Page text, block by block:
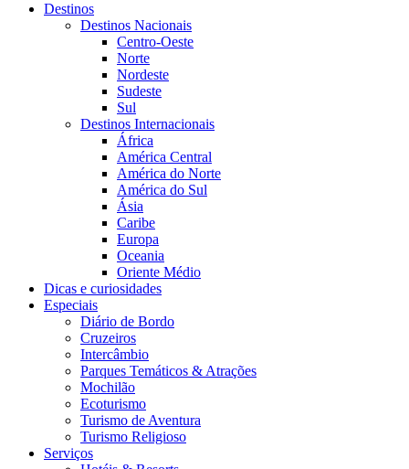
Destinos
Destinos Nacionais
Centro-Oeste
Norte
Nordeste
Sudeste
Sul
Destinos Internacionais
África
América Central
América do Norte
América do Sul
Ásia
Caribe
Europa
Oceania
Oriente Médio
Dicas e curiosidades
Especiais
Diário de Bordo
Cruzeiros
Intercâmbio
Parques Temáticos & Atrações
Mochilão
Ecoturismo
Turismo de Aventura
Turismo Religioso
Serviços